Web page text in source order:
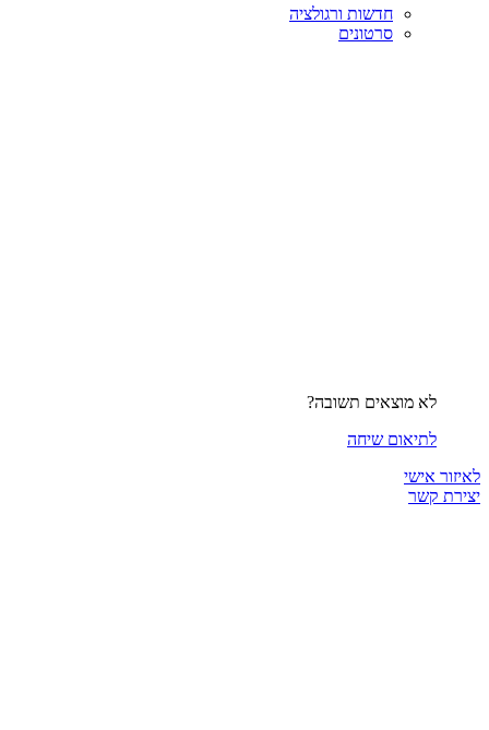
חדשות ורגולציה
סרטונים
לא מוצאים תשובה?
לתיאום שיחה
לאיזור אישי
יצירת קשר